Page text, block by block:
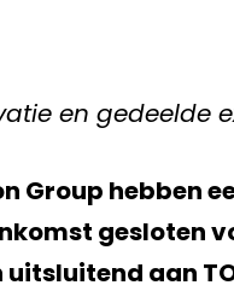
en gedeelde
Group hebben
gesloten
aan